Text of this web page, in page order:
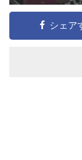
シェア